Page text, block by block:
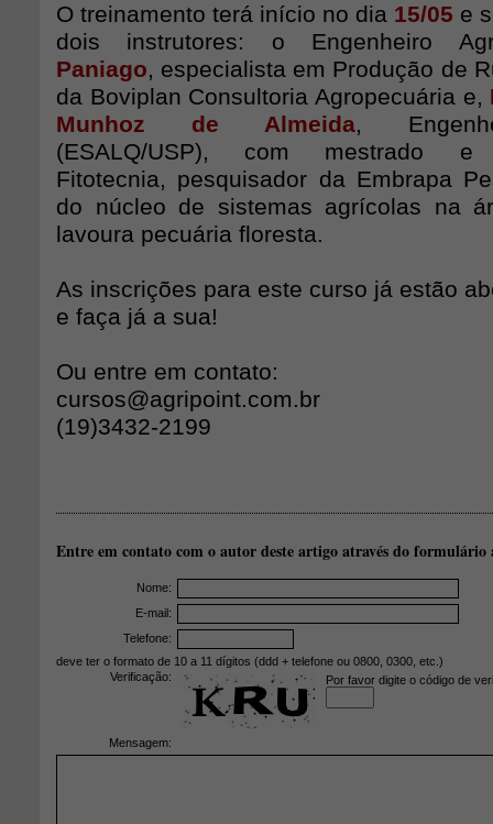
O treinamento terá início no dia 15/05 e
dois instrutores: o Engenheiro
Paniago, especialista em Produção de
da Boviplan Consultoria Agropecuária e,
Munhoz de Almeida,
(ESALQ/USP), com mestrado
Fitotecnia, pesquisador da Embrapa
do núcleo de sistemas agrícolas na
lavoura pecuária floresta.
As inscrições para este curso já estão
e faça já a sua!
Ou entre em contato:
cursos@agripoint.com.br
(19)3432-2199
Entre em contato com o autor deste artigo através do formulário
Nome:
E-mail:
Telefone:
deve ter o formato de 10 a 11 dígitos (ddd + telefone ou 0800, 0300, etc.)
Verificação:
Por favor digite o código de
Mensagem: